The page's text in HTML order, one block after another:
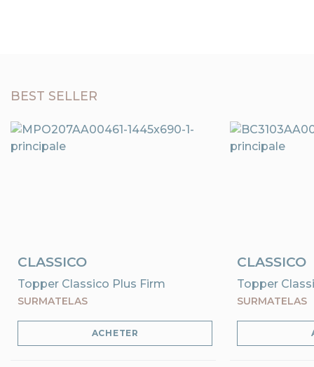
BEST SELLER
CLASSICO
Topper Classico Plus Firm
SURMATELAS
ACHETER
CLASSICO
Topper
SURMATELAS